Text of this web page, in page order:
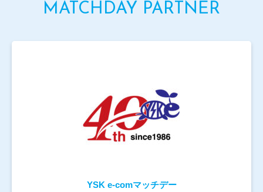
スタジアムマップ
チケット情報
アクセス
MATCHDAY PARTNER
YSK e-comマッチデー